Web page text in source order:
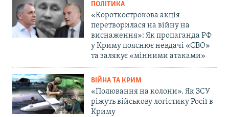
ПОЛІТИКА
«Короткострокова акція
перетворилася на війну на
виснаження»: Як пропаганда РФ
у Криму пояснює невдачі «СВО»
та залякує «мінними атаками»
ВІЙНА ТА КРИМ
«Полювання на колони». Як ЗСУ
ріжуть військову логістику Росії в
Криму